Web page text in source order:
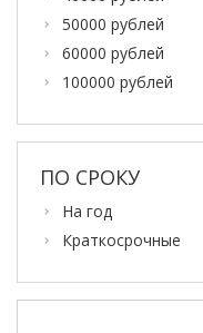
50000 рублей
60000 рублей
100000 рублей
ПО СРОКУ
На год
Краткосрочные